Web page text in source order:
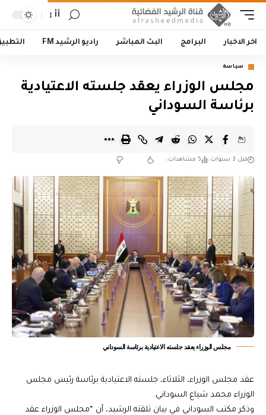
أأ
اخر الاخبار البرامج البث المباشر راديو الرشيد FM
سياسة
مجلس الوزراء يعقد جلسته الاعتيادية
برئاسة السوداني
قبل 3 سنوات 5 مشاهدات
مجلس الوزراء يعقد جلسته الاعتيادية برئاسة السوداني
عقد مجلس الوزراء، الثلاثاء، جلسته الاعتيادية برئاسة رئيس مجلس
الوزراء محمد شياع السوداني.
وذكر مكتب السوداني في بيان تلقته الرشيد، أن “مجلس الوزراء عقد